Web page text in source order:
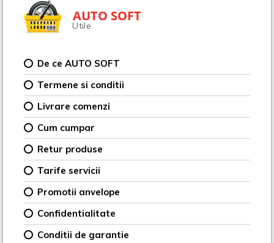
AUTO SOFT
Utile
De ce AUTO SOFT
Termene si conditii
Livrare comenzi
Cum cumpar
Retur produse
Tarife servicii
Promotii anvelope
Confidentialitate
Conditii de garantie